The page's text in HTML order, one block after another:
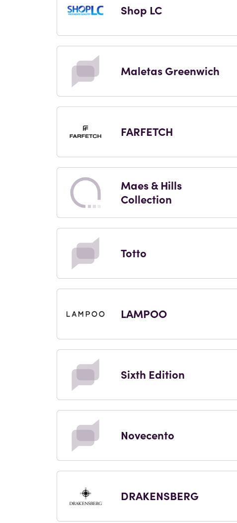
Shop LC
Maletas Greenwich
FARFETCH
Maes & Hills
Collection
Totto
LAMPOO
Sixth Edition
Novecento
DRAKENSBERG